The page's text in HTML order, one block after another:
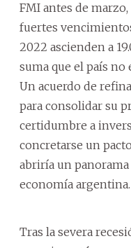
FMI antes de
fuertes
2022 ascienden a
suma que el país no
Un acuerdo de
para consolidar su
certidumbre a
concretarse un
abriría un
economía argentina.
Tras la severa